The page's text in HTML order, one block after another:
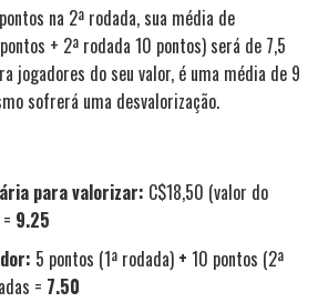
na 2ª rodada, sua média de
+ 2ª rodada 10 pontos) será de 7,5
jogadores do seu valor, é uma média de 9
sofrerá uma desvalorização.
para valorizar: C$18,50 (valor do
9.25
5 pontos (1ª rodada) + 10 pontos (2ª
= 7.50